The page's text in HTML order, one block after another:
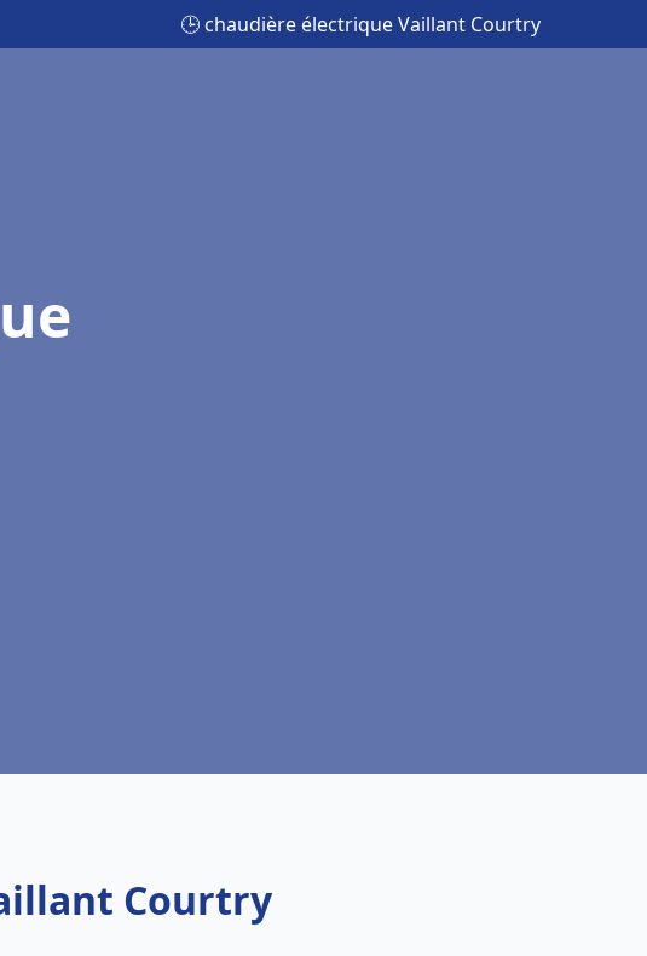
🕒 chaudière électrique Vaillant Courtry
Courtry